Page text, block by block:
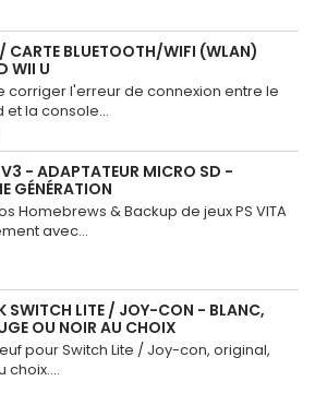
CARTE BLUETOOTH/WIFI (WLAN)
WII U
corriger l'erreur de connexion entre le
la console...
- ADAPTATEUR MICRO SD -
GÉNÉRATION
Homebrews & Backup de jeux PS VITA
avec...
SWITCH LITE / JOY-CON - BLANC,
OU NOIR AU CHOIX
pour Switch Lite / Joy-con, original,
choix....